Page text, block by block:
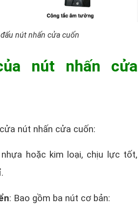
nút nhấn cửa cuốn
nút nhấn cửa
nút nhấn cửa cuốn:
hoặc kim loại, chịu lực tốt,
: Bao gồm ba nút cơ bản: